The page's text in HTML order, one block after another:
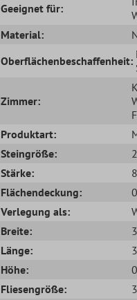
Geeignet für:
Material:
Oberflächenbeschaffenheit:
Zimmer:
Produktart:
Steingröße:
Stärke:
Flächendeckung:
Verlegung als:
Breite:
Länge:
Höhe:
Fliesengröße: